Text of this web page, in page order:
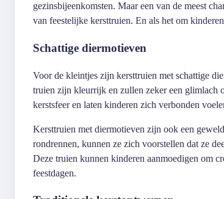
gezinsbijeenkomsten. Maar een van de meest
van feestelijke kersttruien. En als het om
Schattige diermotieven
Voor de kleintjes zijn kersttruien met schattige
truien zijn kleurrijk en zullen zeker een glimlach
kerstsfeer en laten kinderen zich verbonden
Kersttruien met diermotieven zijn ook een
rondrennen, kunnen ze zich voorstellen dat ze
Deze truien kunnen kinderen aanmoedigen om
feestdagen.